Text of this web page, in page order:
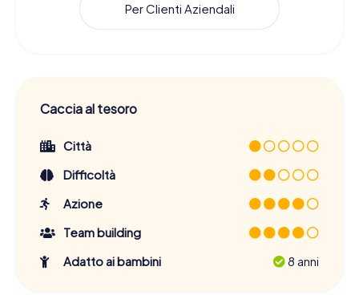
Per Clienti Aziendali
Caccia al tesoro
Città
Difficoltà
Azione
Team building
Adatto ai bambini
8 anni